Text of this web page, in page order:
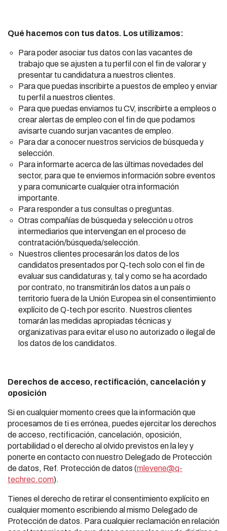
Qué hacemos con tus datos. Los utilizamos:
Para poder asociar tus datos con las vacantes de
trabajo que se ajusten a tu perfil con el fin de valorar y
presentar tu candidatura a nuestros clientes.
Para que puedas inscribirte a puestos de empleo y enviar
tu perfil a nuestros clientes.
Para que puedas enviarnos tu CV, inscribirte a empleos o
crear alertas de empleo con el fin de que podamos
avisarte cuando surjan vacantes de empleo.
Para dar a conocer nuestros servicios de búsqueda y
selección.
Para informarte acerca de las últimas novedades del
sector, para que te enviemos información sobre eventos
y para comunicarte cualquier otra información
importante.
Para responder a tus consultas o preguntas.
Otras compañías de búsqueda y selección u otros
intermediarios que intervengan en el proceso de
contratación/búsqueda/selección.
Nuestros clientes procesarán los datos de los
candidatos presentados por Q-tech solo con el fin de
evaluar sus candidaturas y, tal y como se ha acordado
por contrato, no transmitirán los datos a un país o
territorio fuera de la Unión Europea sin el consentimiento
explícito de Q-tech por escrito. Nuestros clientes
tomarán las medidas apropiadas técnicas y
organizativas para evitar el uso no autorizado o ilegal de
los datos de los candidatos.
Derechos de acceso, rectificación, cancelación y
oposición
Si en cualquier momento crees que la información que
procesamos de ti es errónea, puedes ejercitar los derechos
de acceso, rectificación, cancelación, oposición,
portabilidad o el derecho al olvido previstos en la ley y
ponerte en contacto con nuestro Delegado de Protección
de datos, Ref. Protección de datos (mlevene@q-
techrec.com).
Tienes el derecho de retirar el consentimiento explícito en
cualquier momento escribiendo al mismo Delegado de
Protección de datos. Para cualquier reclamación en relación